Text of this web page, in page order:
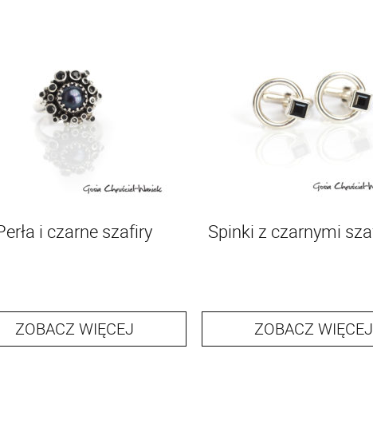
i czarne szafiry
ZOBACZ WIĘCEJ
Spinki z czarnymi
ZOBACZ WIĘCEJ